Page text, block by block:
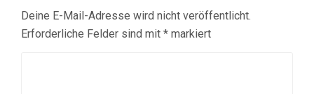
Deine E-Mail-Adresse wird nicht veröffentlicht.
Erforderliche Felder sind mit * markiert